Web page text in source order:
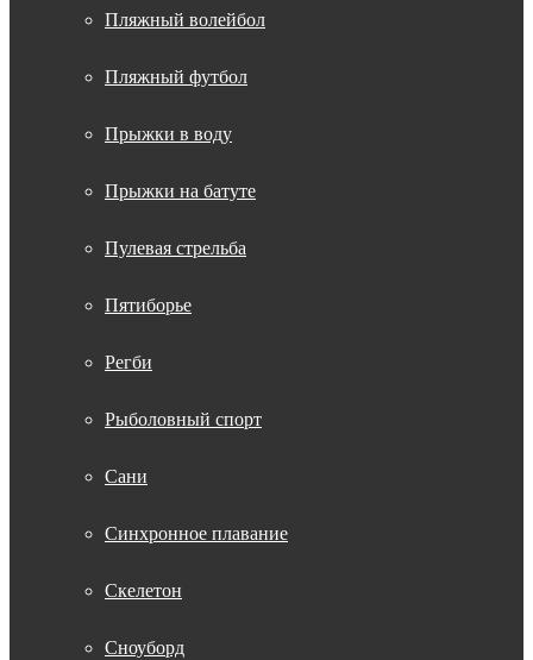
Пляжный волейбол
Пляжный футбол
Прыжки в воду
Прыжки на батуте
Пулевая стрельба
Пятиборье
Регби
Рыболовный спорт
Сани
Синхронное плавание
Скелетон
Сноуборд